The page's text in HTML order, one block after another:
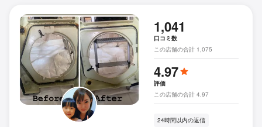
1,041
口コミ数
この店舗の合計 1,075
4.97
評価
この店舗の合計 4.97
24時間以内の返信